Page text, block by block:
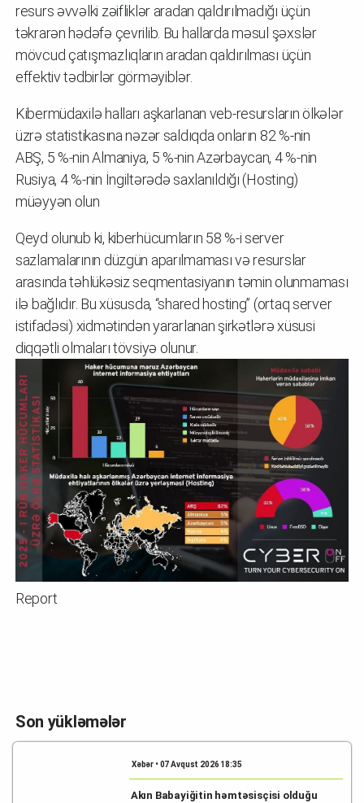
resurs əvvəlki zəifliklər aradan qaldırılmadığı üçün
təkrarən hədəfə çevrilib. Bu hallarda məsul şəxslər
mövcud çatışmazlıqların aradan qaldırılması üçün
effektiv tədbirlər görməyiblər.
Kibermüdaxilə halları aşkarlanan veb-resursların ölkələr
üzrə statistikasına nəzər saldıqda onların 82 %-nin
ABŞ, 5 %-nin Almaniya, 5 %-nin Azərbaycan, 4 %-nin
Rusiya, 4 %-nin İngiltərədə saxlanıldığı (Hosting)
müəyyən olun
Qeyd olunub ki, kiberhücumların 58 %-i server
sazlamalarının düzgün aparılmaması və resurslar
arasında təhlükəsiz seqmentasiyanın təmin olunmaması
ilə bağlıdır. Bu xüsusda, “shared hosting” (ortaq server
istifadəsi) xidmətindən yararlanan şirkətlərə xüsusi
diqqətli olmaları tövsiyə olunur.
Report
Son yükləmələr
Xəbər • 07 Avqust 2026 18:35
Akın Babayiğitin həmtəsisçisi olduğu